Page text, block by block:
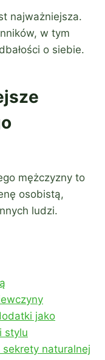
najważniejsza.
w tym
o siebie.
mężczyzny to
osobistą,
ludzi.
jako
stylu
naturalnej